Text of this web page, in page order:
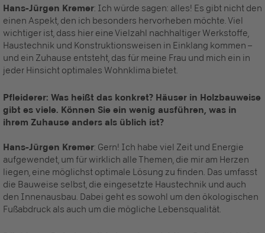
Hans-Jürgen Kremer: Ich würde sagen: alles! Es gibt nicht den
einen Aspekt, den ich besonders hervorheben möchte. Viel
wichtiger ist, dass hier eine Vielzahl nachhaltiger Werkstoffe,
Haustechnik und Konstruktionsweisen in Einklang kommen –
und ein Zuhause entsteht, das für meine Frau und mich ein in
jeder Hinsicht optimales Wohnklima bietet.
Pfleiderer: Was heißt das konkret? Häuser in Holzbauweise
gibt es viele. Können Sie ein wenig ausführen, was in
ihrem Zuhause anders als üblich ist?
Hans-Jürgen Kremer: Gern! Ich habe viel Zeit und Energie
aufgewendet, um für wirklich alle Themen, die mir am Herzen
liegen, eine möglichst optimale Lösung zu finden. Das umfasst
die Bauweise selbst, die eingesetzte Haustechnik und auch
den Innenausbau. Dabei geht es sowohl um den ökologischen
Fußabdruck als auch um die mögliche Lebensqualität.